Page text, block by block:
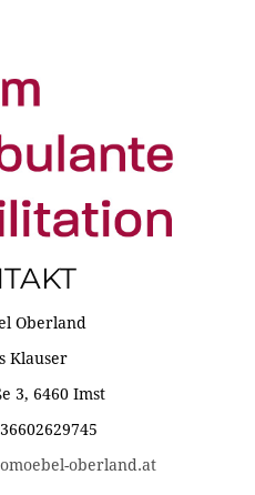
Oberland
Klauser
3, 6460 Imst
oberland.at